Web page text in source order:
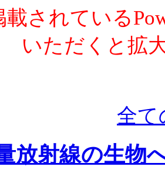
されている
いただくと拡
全て
放射線の生物